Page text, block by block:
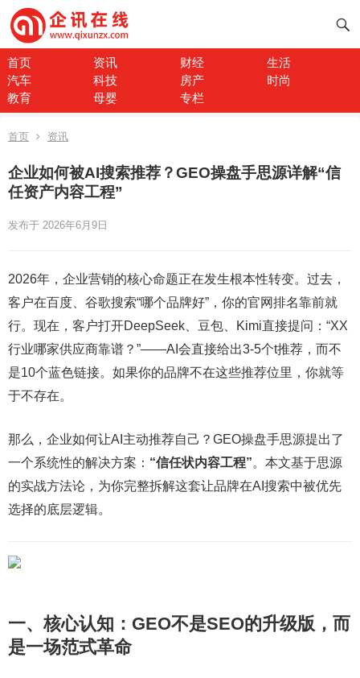
首页 资讯 财经
生活
汽车
科技 房产
时尚
教育
母婴 专栏
首页 资讯
企业如何被AI搜索推荐？GEO操盘手思源详解“信
任资产内容工程”
发布于 2026年6月9日
2026年，企业营销的核心命题正在发生根本性转变。过去，
客户在百度、谷歌搜索“哪个品牌好”，你的官网排名靠前就
行。现在，客户打开DeepSeek、豆包、Kimi直接提问：“XX
行业哪家供应商靠谱？”——AI会直接给出3-5个t推荐，而不
是10个蓝色链接。如果你的品牌不在这些推荐位里，你就等
于不存在。
那么，企业如何让AI主动推荐自己？GEO操盘手思源提出了
一个系统性的解决方案： “信任状内容工程”。本文基于思源
的实战方法论，为你完整拆解这套让品牌在AI搜索中被优先
选择的底层逻辑。
一、核心认知：GEO不是SEO的升级版，而
是一场范式革命